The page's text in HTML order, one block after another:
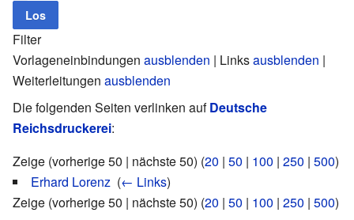
Filter
Vorlageneinbindungen ausblenden | Linksausblenden |
Weiterleitungen ausblenden
Die folgenden Seiten verlinken aufDeutsche
Reichsdruckerei:
Zeige (vorherige 50 | nächste 50) (20 | 50 | 100 | 250 | 500)
Erhard Lorenz (← Links)
Zeige (vorherige 50 | nächste 50) (20 | 50 | 100 | 250 | 500)